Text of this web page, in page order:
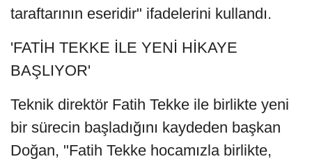
taraftarının eseridir" ifadelerini kullandı.
'FATİH TEKKE İLE YENİ HİKAYE
BAŞLIYOR'
Teknik direktör Fatih Tekke ile birlikte yeni
bir sürecin başladığını kaydeden başkan
Doğan, "Fatih Tekke hocamızla birlikte,